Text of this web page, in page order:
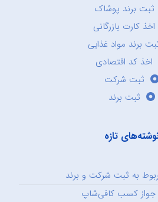
ثبت برند پوشاک
اخذ کارت بازرگانی
برند مواد غذایی
اخذ کد اقتصادی
ثبت شرکت
ثبت برند
تازه
به ثبت شرکت و برند
جواز کسب کافی‌شاپ